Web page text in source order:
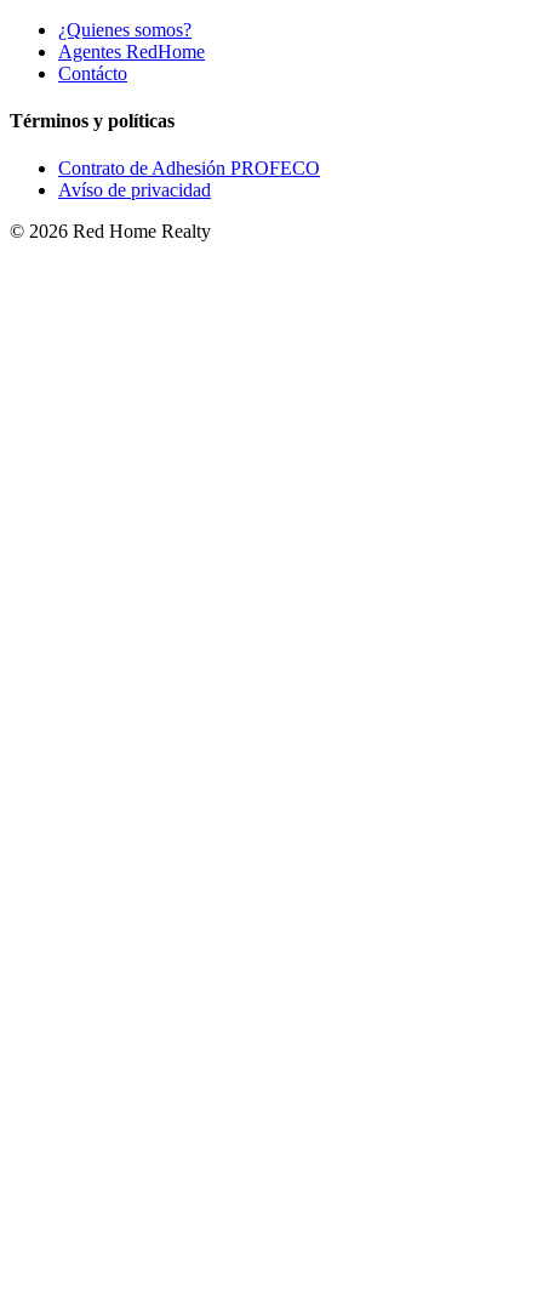
¿Quienes somos?
Agentes RedHome
Contácto
Términos y políticas
Contrato de Adhesión PROFECO
Avíso de privacidad
© 2026 Red Home Realty